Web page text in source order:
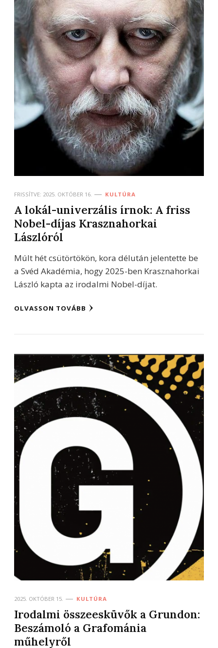
FRISSÍTVE: 2025. OKTÓBER 16. KULTÚRA
A lokál-univerzális írnok: A friss
Nobel-díjas Krasznahorkai
Lászlóról
Múlt hét csütörtökön, kora délután jelentette be
a Svéd Akadémia, hogy 2025-ben Krasznahorkai
László kapta az irodalmi Nobel-díjat.
OLVASSON TOVÁBB
2025. OKTÓBER 15. KULTÚRA
Irodalmi összeesküvők a Grundon:
Beszámoló a Grafománia
műhelyről